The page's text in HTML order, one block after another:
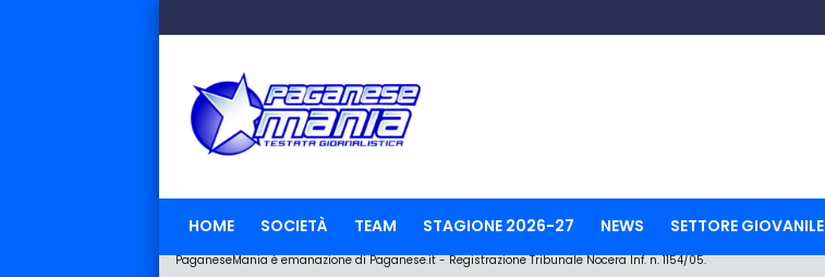
HOME SOCIETÀ TEAM STAGIONE 2026-27 NEWS SETTORE GIOVANILE
PaganeseMania è emanazione di Paganese.it - Registrazione Tribunale Nocera Inf. n. 1154/05.